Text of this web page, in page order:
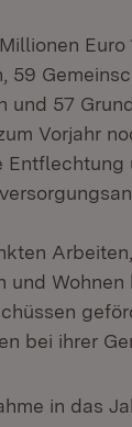
59
und 57
Vorjahr
bei ihrer
in das